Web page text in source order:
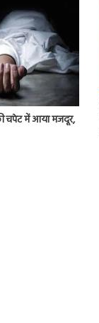
चपेट में आया मजदूर,